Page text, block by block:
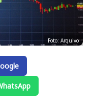
Foto: Arquivo